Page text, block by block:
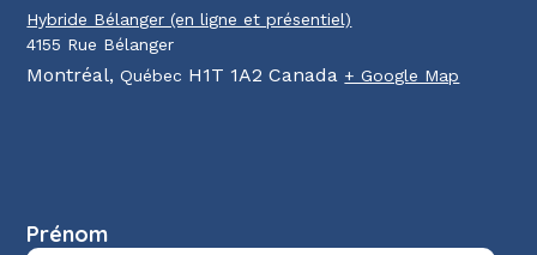
Hybride Bélanger (en ligne et présentiel)
4155 Rue Bélanger
Montréal, Québec H1T 1A2 Canada + Google Map
Prénom